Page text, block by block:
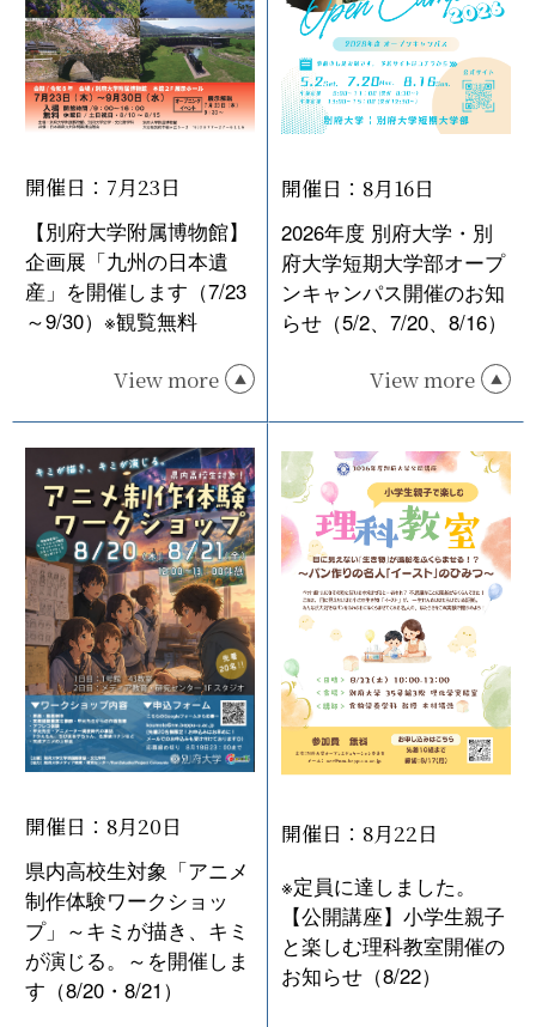
開催日：7月23日
【別府大学附属博物館】
企画展「九州の日本遺
産」を開催します（7/23
～9/30）※観覧無料
View more
開催日：8月16日
2026年度 別府大学・別
府大学短期大学部オープ
ンキャンパス開催のお知
らせ（5/2、7/20、8/16）
View more
開催日：8月20日
県内高校生対象「アニメ
制作体験ワークショッ
プ」～キミが描き、キミ
が演じる。～を開催しま
す（8/20・8/21）
開催日：8月22日
※定員に達しました。
【公開講座】小学生親子
と楽しむ理科教室開催の
お知らせ（8/22）